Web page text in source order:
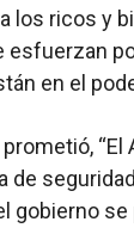
los ricos y
esfuerzan
en el
“El
de
gobierno